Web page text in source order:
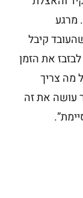
מרגע
קיבל
את הזמן
מה צריך
עושה את זה